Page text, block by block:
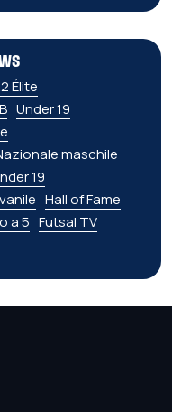
Élite
Under 19
maschile
19
Hall of Fame
a 5 Futsal TV